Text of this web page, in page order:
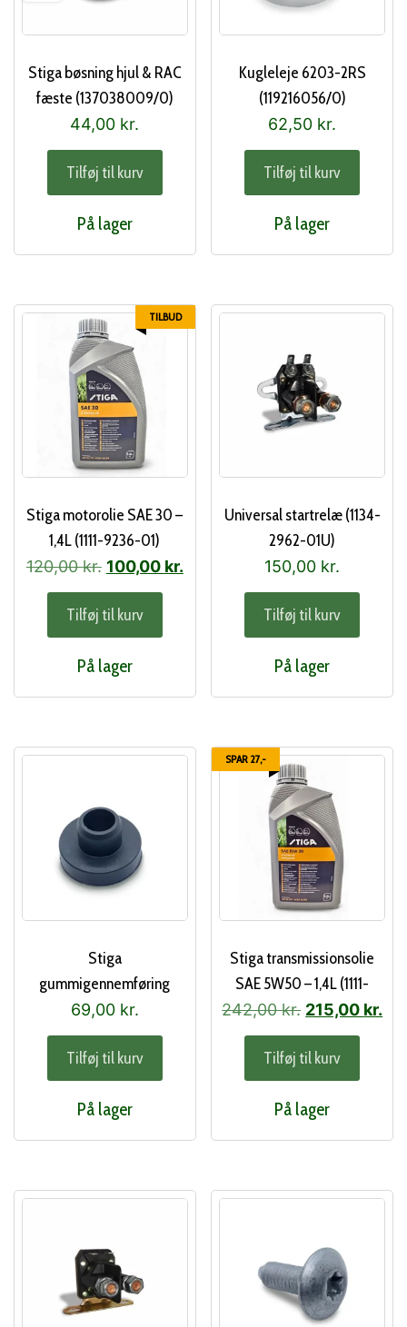
Stiga bøsning hjul & RAC
fæste (137038009/0)
44,00 kr.
Tilføj til kurv
På lager
Kugleleje 6203-2RS
(119216056/0)
62,50 kr.
Tilføj til kurv
På lager
TILBUD
Stiga motorolie SAE 30 –
1,4L (1111-9236-01)
120,00kr. Den
oprindelige
pris
var:
120,00 kr..
100,00 kr.Den
Tilføj til kurv
På lager
Universal startrelæ (1134-
2962-01U)
150,00 kr.
Tilføj til kurv
På lager
Stiga
gummigennemføring
(337260156/0)
69,00 kr.
Tilføj til kurv
På lager
SPAR 27,-
Stiga transmissionsolie
SAE 5W50 – 1,4L (1111-
9281-01)
242,00kr. Den
oprindelige
pris
var:
242,00 kr..
215,00 kr.
Tilføj til kurv
På lager